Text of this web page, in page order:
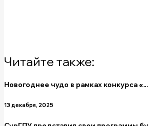
Читайте также:
Новогоднее чудо в рамках конкурса «...
13 декабря, 2025